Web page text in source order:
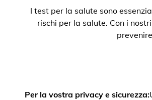
I test per la salute sono
rischi per la salute. Con i nostri
Per la vostra privacy e sicurezza: